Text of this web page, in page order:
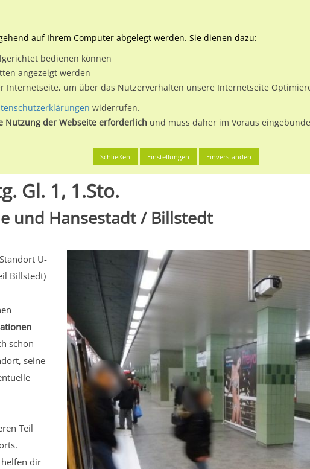
Planen & Buchen Plakatwerbung
Hamburg, Freie und Hansestadt U-Bf Merkenstr. Bstg. Gl. 1, 1.Sto.
Gl. 1, 1.Sto.
und Hansestadt / Billstedt
U-
Billstedt)
schon
seine
Teil
helfen dir
auf Ihrem Computer abgelegt werden. Sie dienen dazu:
bedienen können
angezeigt werden
um über das Nutzerverhalten unsere Internetseite
widerrufen.
Nutzung der Webseite erforderlich und muss daher im Voraus
Schließen Einstellungen Einverstanden